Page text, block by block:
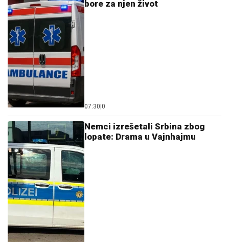
(FOTO) SVI GLEDAJU U SARU JO!
Pevačica i Aleksej Bjelogrlić ne
skidaju osmeh sa lica, a ona jednim
TAMARA ĐURIĆ DAJE 560.000 EVRA KAO JEMSTVO
ZA BIVŠEG MUŽAŽeli da se brani sa slobode:
"Verujem da bi i on to uradio za mene", ovo su svi
detalji
DRAMA U CENTRU BEOGRADA:
Urgentni centar